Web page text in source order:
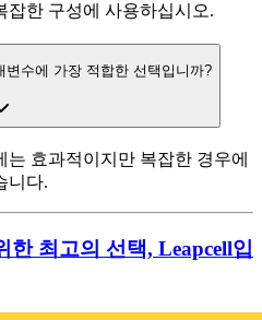
잡한 구성에 사용하십시오.
수에 가장 적합한 선택입니까?
효과적이지만 복잡한 경우에
니다.
한 최고의 선택, Leapcell입